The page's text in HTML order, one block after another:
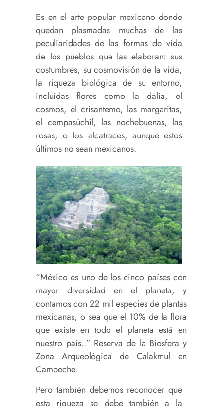
Es en el arte popular mexicano donde
quedan plasmadas muchas de las
peculiaridades de las formas de vida
de los pueblos que las elaboran: sus
costumbres, su cosmovisión de la vida,
la riqueza biológica de su entorno,
incluidas flores como la dalia, el
cosmos, el crisantemo, las margaritas,
el cempasúchil, las nochebuenas, las
rosas, o los alcatraces, aunque estos
últimos no sean mexicanos.
“México es uno de los cinco países con
mayor diversidad en el planeta, y
contamos con 22 mil especies de plantas
mexicanas, o sea que el 10% de la flora
que existe en todo el planeta está en
nuestro país..” Reserva de la Biosfera y
Zona Arqueológica de Calakmul en
Campeche.
Pero también debemos reconocer que
esta riqueza se debe también a la